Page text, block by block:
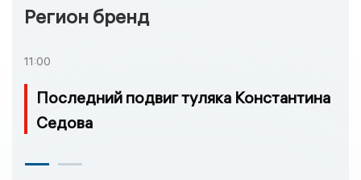
Регион бренд
11:00
Последний подвиг туляка Константина
Седова